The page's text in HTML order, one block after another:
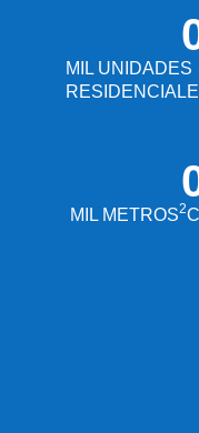
MIL UNIDADES
MIL METROS2